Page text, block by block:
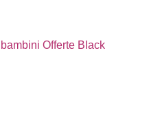
Offerte Black